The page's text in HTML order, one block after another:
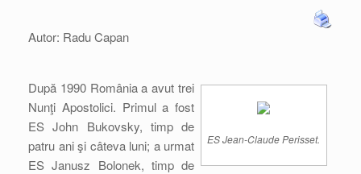
Autor: Radu Capan
ES Jean-Claude Perisset.
După 1990 România a avut trei
Nunţi Apostolici. Primul a fost
ES John Bukovsky, timp de
patru ani şi câteva luni; a urmat
ES Janusz Bolonek, timp de